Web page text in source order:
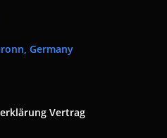
Germany
Vertrag